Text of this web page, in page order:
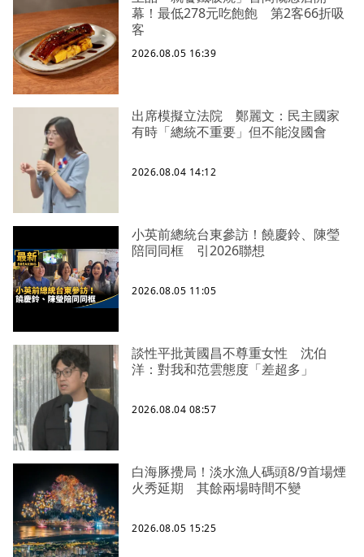
幕！最低278元吃飽飽 第2客66折吸
客
2026.08.05 16:39
出席模擬立法院 鄭麗文：民主國家
有時「總統不重要」但不能沒國會
2026.08.04 14:12
小英前總統台東參訪！饒慶鈴、陳瑩
陪同同框 引2026聯想
2026.08.05 11:05
談性平批黃國昌不尊重女性 沈伯
洋：對我和范雲態度「差超多」
2026.08.04 08:57
白海豚攪局！淡水漁人碼頭8/9首場煙
火秀延期 其餘兩場時間不變
2026.08.05 15:25